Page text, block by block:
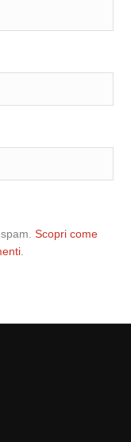
spam.Scopri come